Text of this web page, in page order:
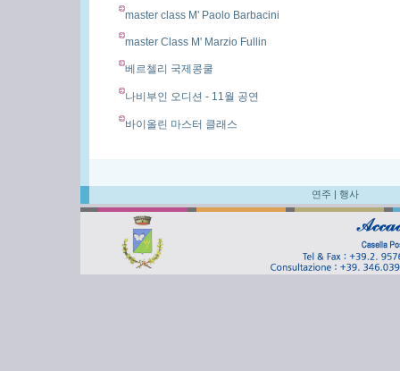
master class M' Paolo Barbacini
master Class M' Marzio Fullin
베르첼리 국제콩쿨
나비부인 오디션 - 11월 공연
바이올린 마스터 클래스
연주 | 행사